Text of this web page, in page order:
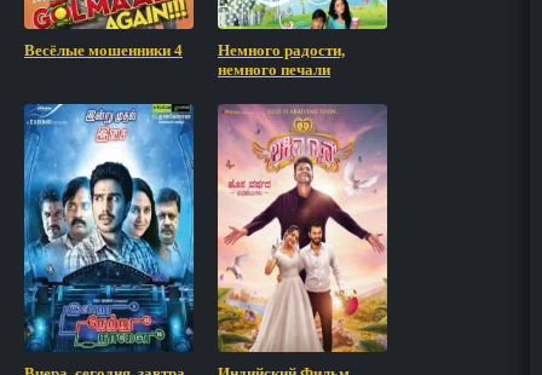
Весёлые мошенники 4
Немного радости,
немного печали